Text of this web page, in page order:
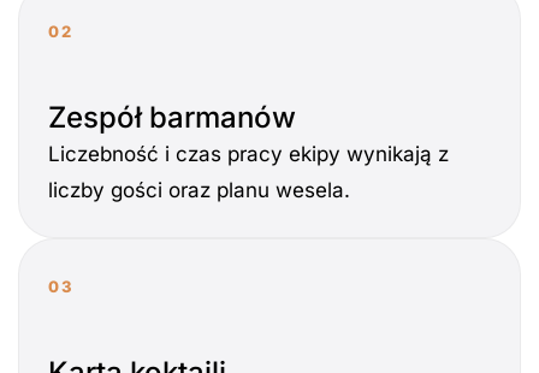
02
Zespół barmanów
Liczebność i czas pracy ekipy wynikają z
liczby gości oraz planu wesela.
03